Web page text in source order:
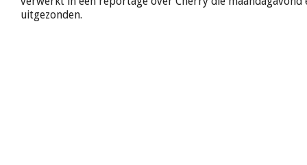
uitgezonden.